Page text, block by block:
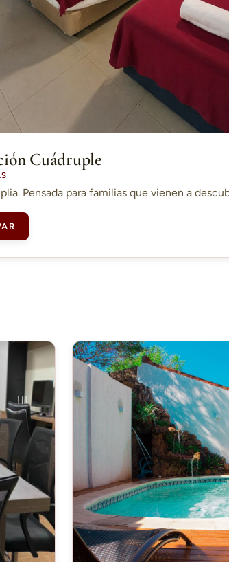
Cuádruple
Pensada para familias que vienen a